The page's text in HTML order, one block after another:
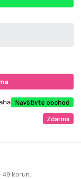
Navštivte obchod
Zdarma
korun.